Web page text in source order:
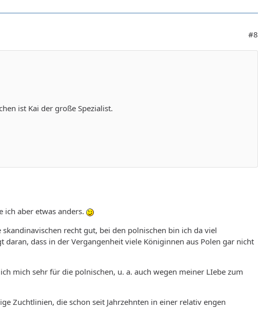
#8
ist Kai der große Spezialist.
ich aber etwas anders.
recht gut, bei den polnischen bin ich da viel
daran, dass in der Vergangenheit viele Königinnen aus Polen gar nicht
mich sehr für die polnischen, u. a. auch wegen meiner LIebe zum
Zuchtlinien, die schon seit Jahrzehnten in einer relativ engen